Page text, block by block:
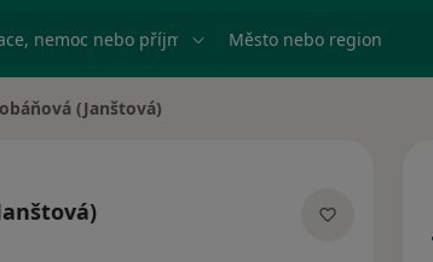
nemoc nebo příjmení Město nebo region
(Janštová)